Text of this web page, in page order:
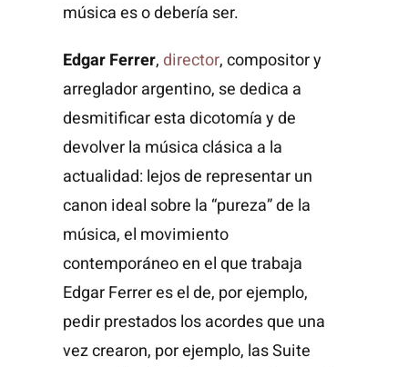
música es o debería ser.
Edgar Ferrer,director, compositor y
arreglador argentino, se dedica a
desmitificar esta dicotomía y de
devolver la música clásica a la
actualidad: lejos de representar un
canon ideal sobre la “pureza” de la
música, el movimiento
contemporáneo en el que trabaja
Edgar Ferrer es el de, por ejemplo,
pedir prestados los acordes que una
vez crearon, por ejemplo, las Suite